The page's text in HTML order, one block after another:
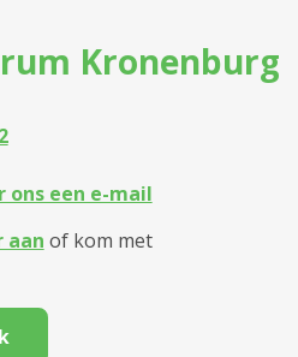
Kronenburg
ons een e-mail
aan of kom met